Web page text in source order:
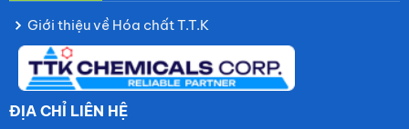
Giới thiệu về Hóa chất T.T.K
ĐỊA CHỈ LIÊN HỆ